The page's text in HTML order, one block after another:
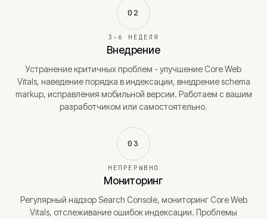
02
3-6 НЕДЕЛЯ
Внедрение
Устранение критичных проблем - улучшение Core Web
Vitals, наведение порядка в индексации, внедрение schema
markup, исправления мобильной версии. Работаем с вашим
разработчиком или самостоятельно.
03
НЕПРЕРЫВНО
Мониторинг
Регулярный надзор Search Console, мониторинг Core Web
Vitals, отслеживание ошибок индексации. Проблемы